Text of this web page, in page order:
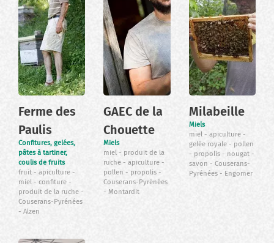
Ferme des
Paulis
Confitures, gelées,
pâtes à tartiner,
coulis de fruits
fruit
apiculture
miel
confiture
produit de la ruche
Couserans-Pyrénées
Alzen
GAEC de la
Chouette
Miels
miel
produit de la
ruche
apiculture
pollen
propolis
Couserans-Pyrénées
Montardit
Milabeille
Miels
miel
apiculture
gelée royale
pollen
propolis
nougat
savon
Couserans-
Pyrénées
Engomer